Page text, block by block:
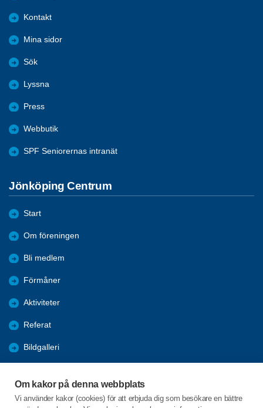
Om kakor på denna webbplats
Vi använder kakor (cookies) för att erbjuda dig som besökare en bättre
Kontakt
Mina sidor
Sök
Lyssna
Press
Webbutik
SPF Seniorernas intranät
Jönköping Centrum
Start
Om föreningen
Bli medlem
Förmåner
Aktiviteter
Referat
Bildgalleri